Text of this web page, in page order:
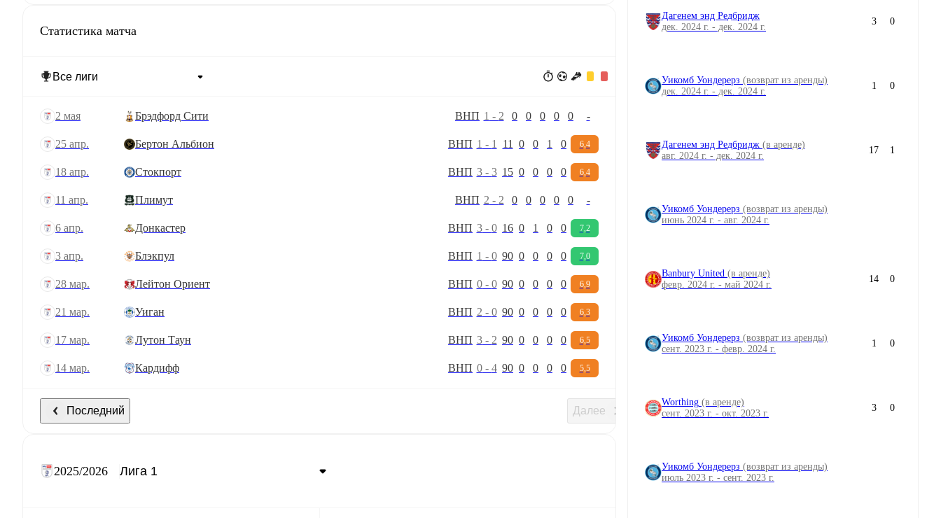
Статистика матча
2 мая Брэдфорд Сити ВНП 1 - 2 0 0 0 0 0 -
25 апр. Бертон Альбион ВНП 1 - 1 11 0 0 1 0 6,4
18 апр. Стокпорт ВНП 3- 3 15 0 0 0 0 6,4
11 апр. Плимут ВНП 2 - 2 0 0 0 0 0 -
6 апр. Донкастер ВНП 3- 0 16 0 1 0 0 7,2
3 апр. Блэкпул ВНП 1 - 0 90 0 0 0 0 7,0
28 мар. Лейтон Ориент ВНП 0- 0 90 0 0 0 0 6,9
21 мар. Уиган ВНП 2 - 0 90 0 0 0 0 6,3
17 мар. Лутон Таун ВНП 3- 2 90 0 0 0 0 6,5
14 мар. Кардифф ВНП 0- 4 90 0 0 0 0 5,5
Последний Далее
2025/2026
Дагенем энд Редбридж
дек. 2024 г. - дек. 2024 г.
3 0
Уикомб Уондерерз (возврат из аренды)
дек. 2024 г. - дек. 2024 г.
1 0
Дагенем энд Редбридж (в аренде)
авг. 2024 г. - дек. 2024 г.
17 1
Уикомб Уондерерз (возврат из аренды)
июнь 2024 г. - авг. 2024 г.
Banbury United (в аренде)
февр. 2024 г. - май 2024 г.
14 0
Уикомб Уондерерз (возврат из аренды)
сент. 2023 г. - февр. 2024 г.
1 0
Worthing (в аренде)
сент. 2023 г. - окт. 2023 г.
3 0
Уикомб Уондерерз (возврат из аренды)
июль 2023 г. - сент. 2023 г.